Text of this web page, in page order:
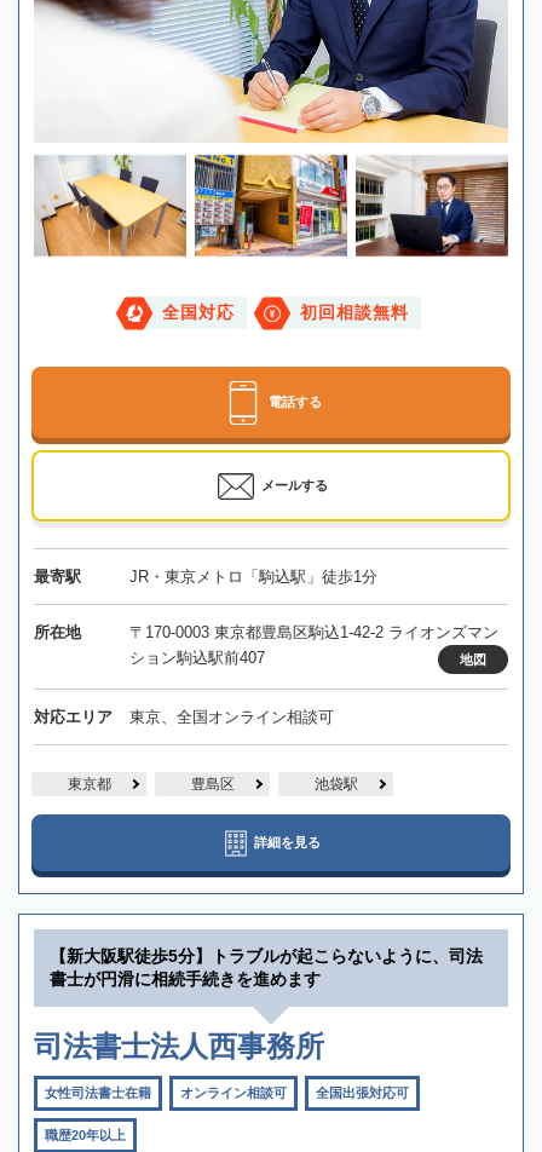
全国対応 初回相談無料
電話する
メールする
最寄駅 JR・東京メトロ「駒込駅」徒歩1分
所在地
〒170-0003 東京都豊島区駒込1-42-2 ライオンズマン
ション駒込駅前407
地図
対応エリア 東京、全国オンライン相談可
東京都 豊島区 池袋駅
詳細を見る
【新大阪駅徒歩5分】トラブルが起こらないように、司法
書士が円滑に相続手続きを進めます
司法書士法人西事務所
女性司法書士在籍 オンライン相談可 全国出張対応可
職歴20年以上